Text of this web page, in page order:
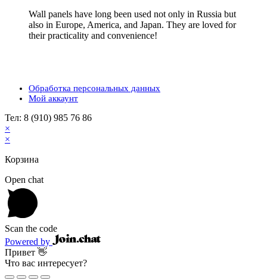
Wall panels have long been used not only in Russia but
also in Europe, America, and Japan. They are loved for
their practicality and convenience!
Обработка персональных данных
Мой аккаунт
Тел: 8 (910) 985 76 86
×
×
Корзина
Open chat
Scan the code
Powered by
Привет 👋
Что вас интересует?